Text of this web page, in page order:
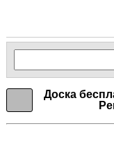
Доска